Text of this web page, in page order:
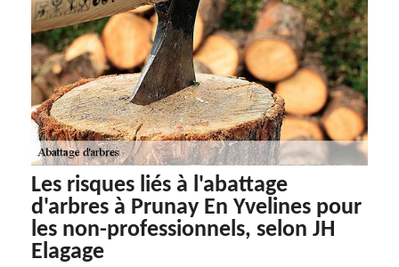
Les risques liés à l'abattage
d'arbres à Prunay En Yvelines pour
les non-professionnels, selon JH
Elagage